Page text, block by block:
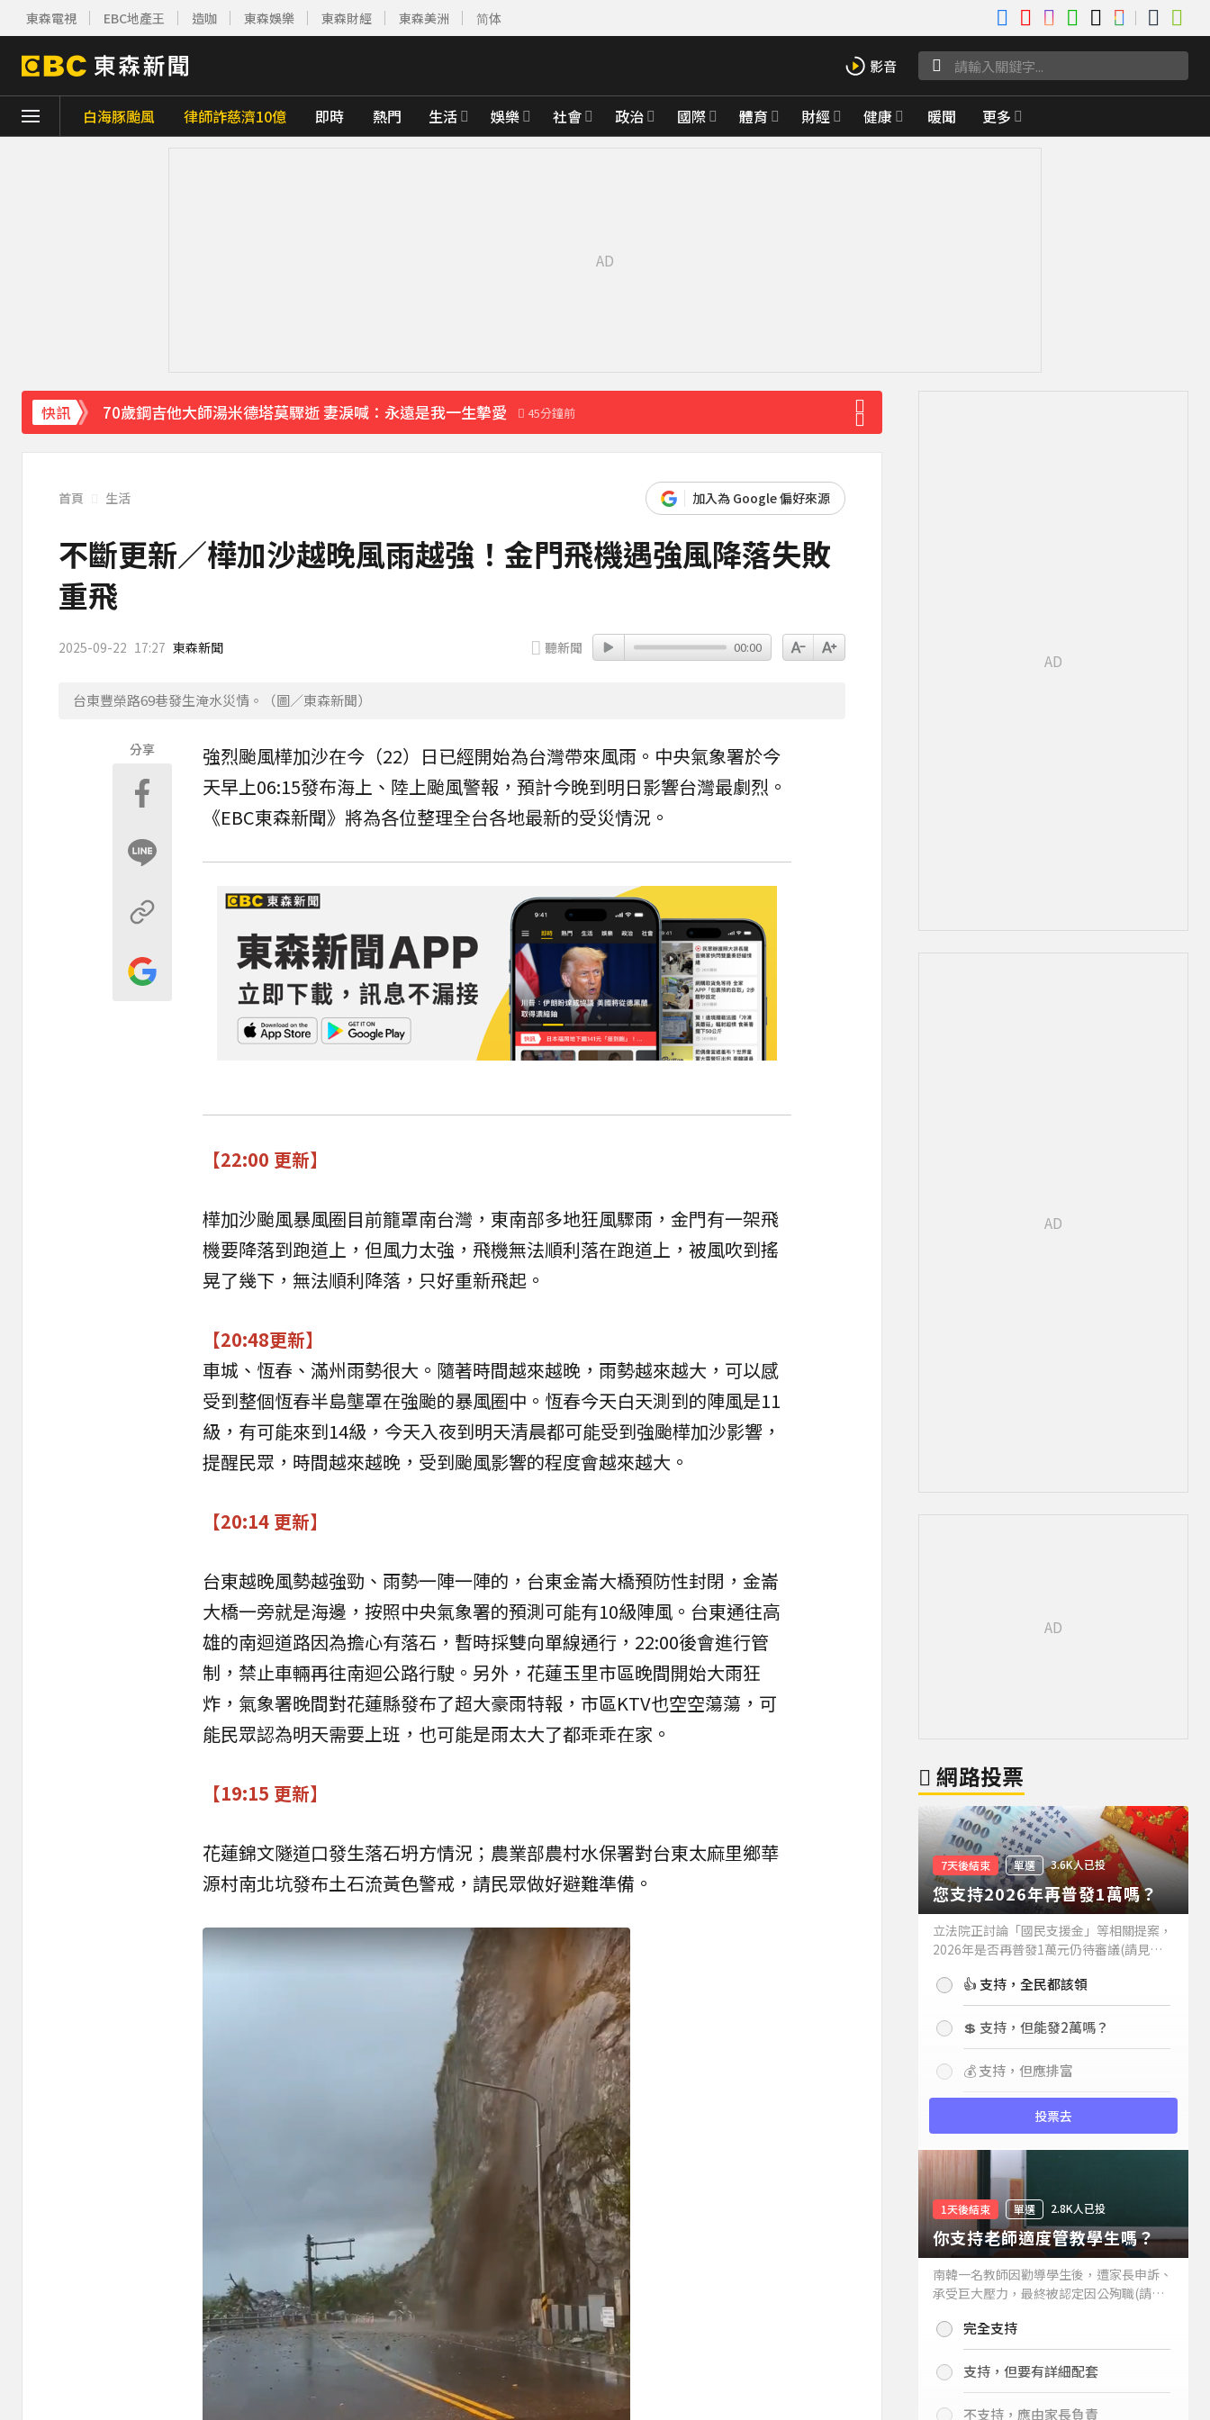
東森電視 EBC地產王 造咖 東森娛樂 東森財經 東森美洲 简体
白海豚颱風 律師詐慈濟10億 即時 熱門 生活 娛樂 社會 政治 國際 體育 財經 健康 暖聞 更多
快訊
70歲鋼吉他大師湯米德塔莫驟逝 妻淚喊：永遠是我一生摯愛
45分鐘前
姜厚任小24歲女友「3碩1博」造假？ 台大回應了 58分鐘前
下載東森App，隨時掌握天下大小事！
熊本強震！台灣送帳篷成搶手物資 日網讚：比政府還快
18分鐘前
首頁 生活 加入為 Google 偏好來源
不斷更新／樺加沙越晚風雨越強！金門飛機遇強風降落失敗
重飛
2025-09-22 17:27 東森新聞 聽新聞 00:00
台東豐榮路69巷發生淹水災情。（圖／東森新聞）
分享 強烈颱風樺加沙在今（22）日已經開始為台灣帶來風雨 。中央氣象署於今
天早上06:15發布海上、陸上颱風警報，預計今晚到明日影響台灣最劇烈。
《EBC東森新聞》將為各位整理全台各地最新的受災情況。
【22:00 更新】
樺加沙颱風暴風圈目前籠罩南台灣，東南部多地狂風驟雨，金門有一架飛
機要降落到跑道上，但風力太強，飛機無法順利落在跑道上，被風吹到搖
晃了幾下，無法順利降落，只好重新飛起。
【20:48更新】
車城、恆春、滿州雨勢很大。隨著時間越來越晚，雨勢越來越大，可以感
受到整個恆春半島壟罩在強颱的暴風圈中。恆春今天白天測到的陣風是11
級，有可能來到14級，今天入夜到明天清晨都可能受到強颱樺加沙影響，
提醒民眾，時間越來越晚，受到颱風影響的程度會越來越大。
【20:14 更新】
台東越晚風勢越強勁、雨勢一陣一陣的，台東金崙大橋預防性封閉，金崙
大橋一旁就是海邊，按照中央氣象署的預測可能有10級陣風。台東通往高
雄的南迴道路因為擔心有落石，暫時採雙向單線通行，22:00後會進行管
制，禁止車輛再往南迴公路行駛。另外，花蓮玉里市區晚間開始大雨狂
炸，氣象署晚間對花蓮縣發布了超大豪雨特報，市區KTV也空空蕩蕩，可
能民眾認為明天需要上班，也可能是雨太大了都乖乖在家。
【19:15 更新】
花蓮錦文隧道口發生落石坍方情況；農業部農村水保署對台東太麻里鄉華
源村南北坑發布土石流黃色警戒，請民眾做好避難準備。
網路投票
7天後結束 單選 3.6K人已投
您支持2026年再普發1萬嗎？
立法院正討論「國民支援金」等相關提案，
2026年是否再普發1萬元仍待審議(請見下
持嗎？👍 支持，全民都該領
💲 支持，但能發2萬嗎？
💰 支持，但應排富
投票去
1天後結束 單選 2.8K人已投
你支持老師適度管教學生嗎？
南韓一名教師因勸導學生後，遭家長申訴、
承受巨大壓力，最終被認定因公殉職(請見
你支持老師適度管教學生嗎？
完全支持
支持，但要有詳細配套
不支持，應由家長負責